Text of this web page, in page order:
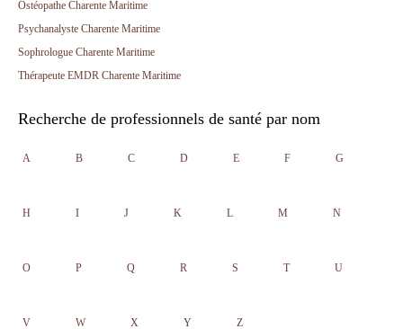
Ostéopathe Charente Maritime
Psychanalyste Charente Maritime
Sophrologue Charente Maritime
Thérapeute EMDR Charente Maritime
Recherche de professionnels de santé par nom
A B C D E F G
H I J K L M N
O P Q R S T U
V W X Y Z